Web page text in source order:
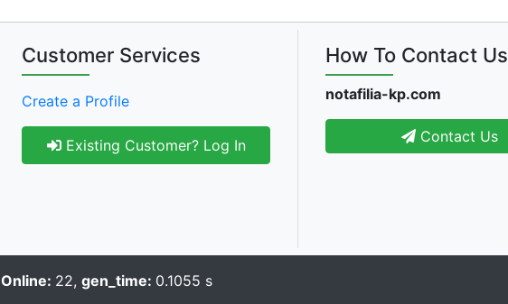
Customer Services
Create a Profile
Existing Customer? Log In
How To Contact Us
notafilia-kp.com
Contact Us
Online: 22, gen_time: 0.1055 s